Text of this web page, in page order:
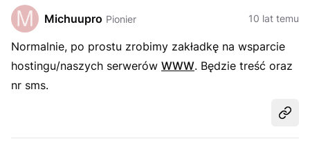
Michuupro Pionier 10 lat temu
Normalnie, po prostu zrobimy zakładkę na wsparcie
hostingu/naszych serwerów WWW. Będzie treść oraz
nr sms.